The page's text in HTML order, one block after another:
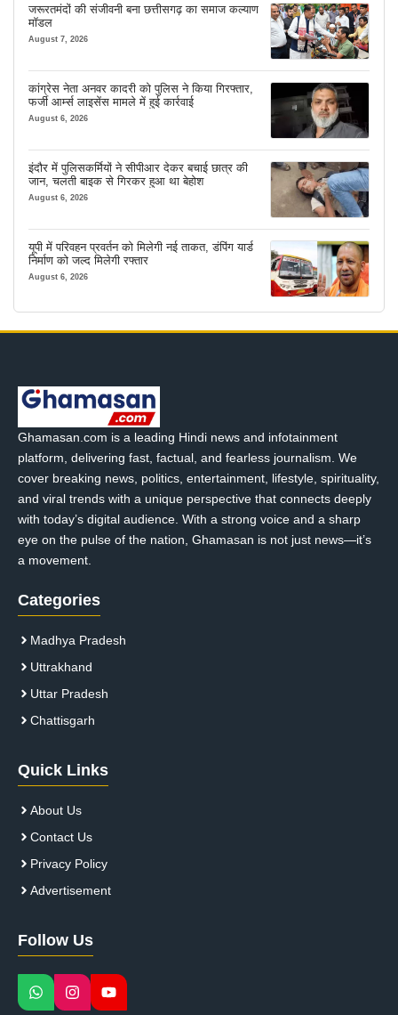
जरूरतमंदों की संजीवनी बना छत्तीसगढ़ का समाज कल्याण
मॉडल
August 7, 2026
कांग्रेस नेता अनवर कादरी को पुलिस ने किया गिरफ्तार,
फर्जी आर्म्स लाइसेंस मामले में हुई कार्रवाई
August 6, 2026
इंदौर में पुलिसकर्मियों ने सीपीआर देकर बचाई छात्र की
जान, चलती बाइक से गिरकर हुआ था बेहोश
August 6, 2026
यूपी में परिवहन प्रवर्तन को मिलेगी नई ताकत, डंपिंग यार्ड
निर्माण को जल्द मिलेगी रफ्तार
August 6, 2026
Ghamasan.com is a leading Hindi news and infotainment
platform, delivering fast, factual, and fearless journalism. We
cover breaking news, politics, entertainment, lifestyle, spirituality,
and viral trends with a unique perspective that connects deeply
with today’s digital audience. With a strong voice and a sharp
eye on the pulse of the nation, Ghamasan is not just news—it’s
a movement.
Categories
Madhya Pradesh
Uttrakhand
Uttar Pradesh
Chattisgarh
Quick Links
About Us
Contact Us
Privacy Policy
Advertisement
Follow Us